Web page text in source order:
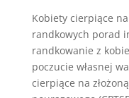
Kobiety cierpiące
randkowych porad
randkowanie z
poczucie własnej
cierpiące na